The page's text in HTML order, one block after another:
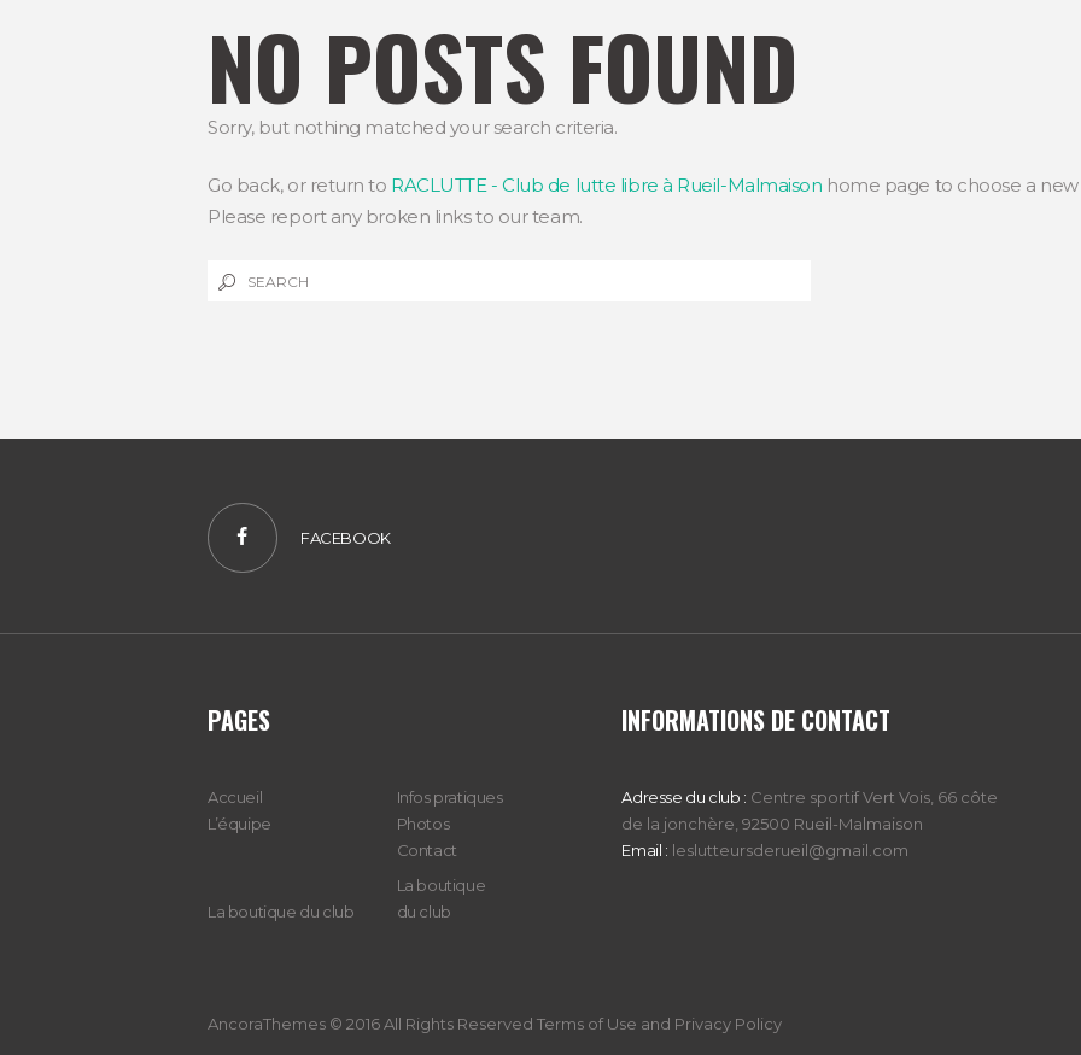
NO POSTS FOUND
Sorry, but nothing matched your search criteria.
Go back, or return to RACLUTTE - Club de lutte libre à Rueil-Malmaison home page to choose a
Please report any broken links to our team.
FACEBOOK
PAGES
Accueil
Infos pratiques
L’équipe
Photos
La boutique du club
Contact
La boutique
du club
INFORMATIONS DE CONTACT
Adresse du club : Centre sportif Vert Vois, 66 côte
de la jonchère, 92500 Rueil-Malmaison
Email : leslutteursderueil@gmail.com
AncoraThemes © 2016 All Rights Reserved Terms of Use and Privacy Policy